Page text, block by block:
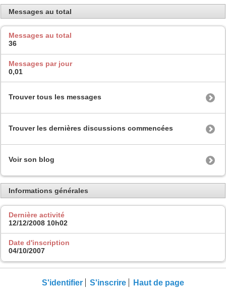
Messages au total
Messages au total
36
Messages par jour
0,01
Trouver tous les messages
Trouver les dernières discussions commencées
Voir son blog
Informations générales
Dernière activité
12/12/2008 10h02
Date d'inscription
04/10/2007
S'identifier S'inscrire Haut de page